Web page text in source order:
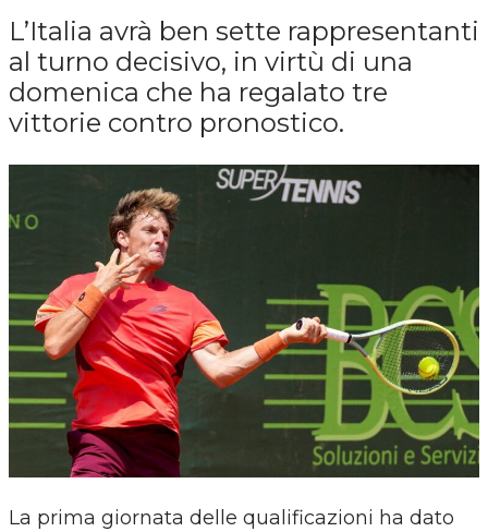
L’Italia avrà ben sette rappresentanti
al turno decisivo, in virtù di una
domenica che ha regalato tre
vittorie contro pronostico.
La prima giornata delle qualificazioni ha dato